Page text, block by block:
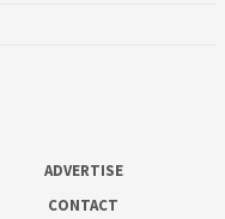
ADVERTISE
CONTACT